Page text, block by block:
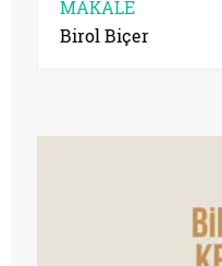
MAKALE
Birol Biçer